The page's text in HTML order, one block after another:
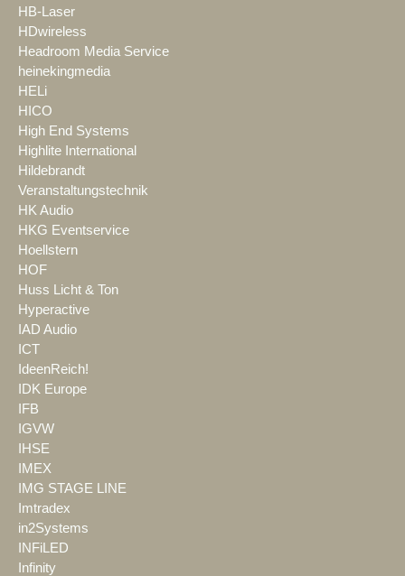
HB-Laser
HDwireless
Headroom Media Service
heinekingmedia
HELi
HICO
High End Systems
Highlite International
Hildebrandt
Veranstaltungstechnik
HK Audio
HKG Eventservice
Hoellstern
HOF
Huss Licht & Ton
Hyperactive
IAD Audio
ICT
IdeenReich!
IDK Europe
IFB
IGVW
IHSE
IMEX
IMG STAGE LINE
Imtradex
in2Systems
INFiLED
Infinity